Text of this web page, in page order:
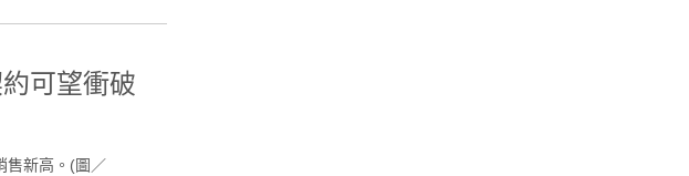
可望衝破
售新高。(圖／